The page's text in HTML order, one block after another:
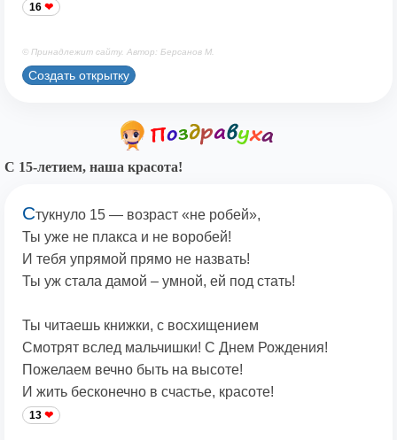
16
© Принадлежит сайту. Автор: Берсанов М.
Создать открытку
С 15-летием, наша красота!
Стукнуло 15 — возраст «не робей»,
Ты уже не плакса и не воробей!
И тебя упрямой прямо не назвать!
Ты уж стала дамой – умной, ей под стать!
Ты читаешь книжки, с восхищением
Смотрят вслед мальчишки! С Днем Рождения!
Пожелаем вечно быть на высоте!
И жить бесконечно в счастье, красоте!
13